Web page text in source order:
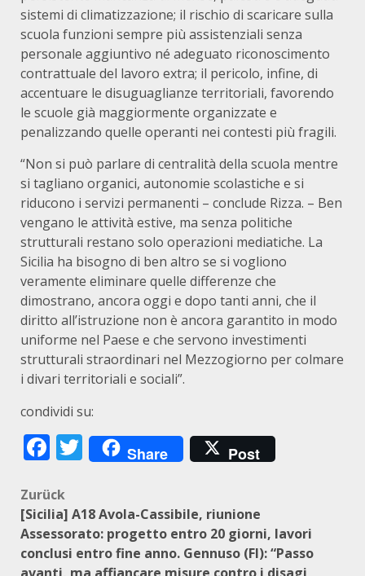
sistemi di climatizzazione; il rischio di scaricare sulla
scuola funzioni sempre più assistenziali senza
personale aggiuntivo né adeguato riconoscimento
contrattuale del lavoro extra; il pericolo, infine, di
accentuare le disuguaglianze territoriali, favorendo
le scuole già maggiormente organizzate e
penalizzando quelle operanti nei contesti più fragili.
“Non si può parlare di centralità della scuola mentre
si tagliano organici, autonomie scolastiche e si
riducono i servizi permanenti – conclude Rizza. – Ben
vengano le attività estive, ma senza politiche
strutturali restano solo operazioni mediatiche. La
Sicilia ha bisogno di ben altro se si vogliono
veramente eliminare quelle differenze che
dimostrano, ancora oggi e dopo tanti anni, che il
diritto all’istruzione non è ancora garantito in modo
uniforme nel Paese e che servono investimenti
strutturali straordinari nel Mezzogiorno per colmare
i divari territoriali e sociali”.
condividi su:
Facebook
Twitter
Share Post
Beitragsnavigation
Zurück
[Sicilia] A18 Avola-Cassibile, riunione
Assessorato: progetto entro 20 giorni, lavori
conclusi entro fine anno. Gennuso (FI): “Passo